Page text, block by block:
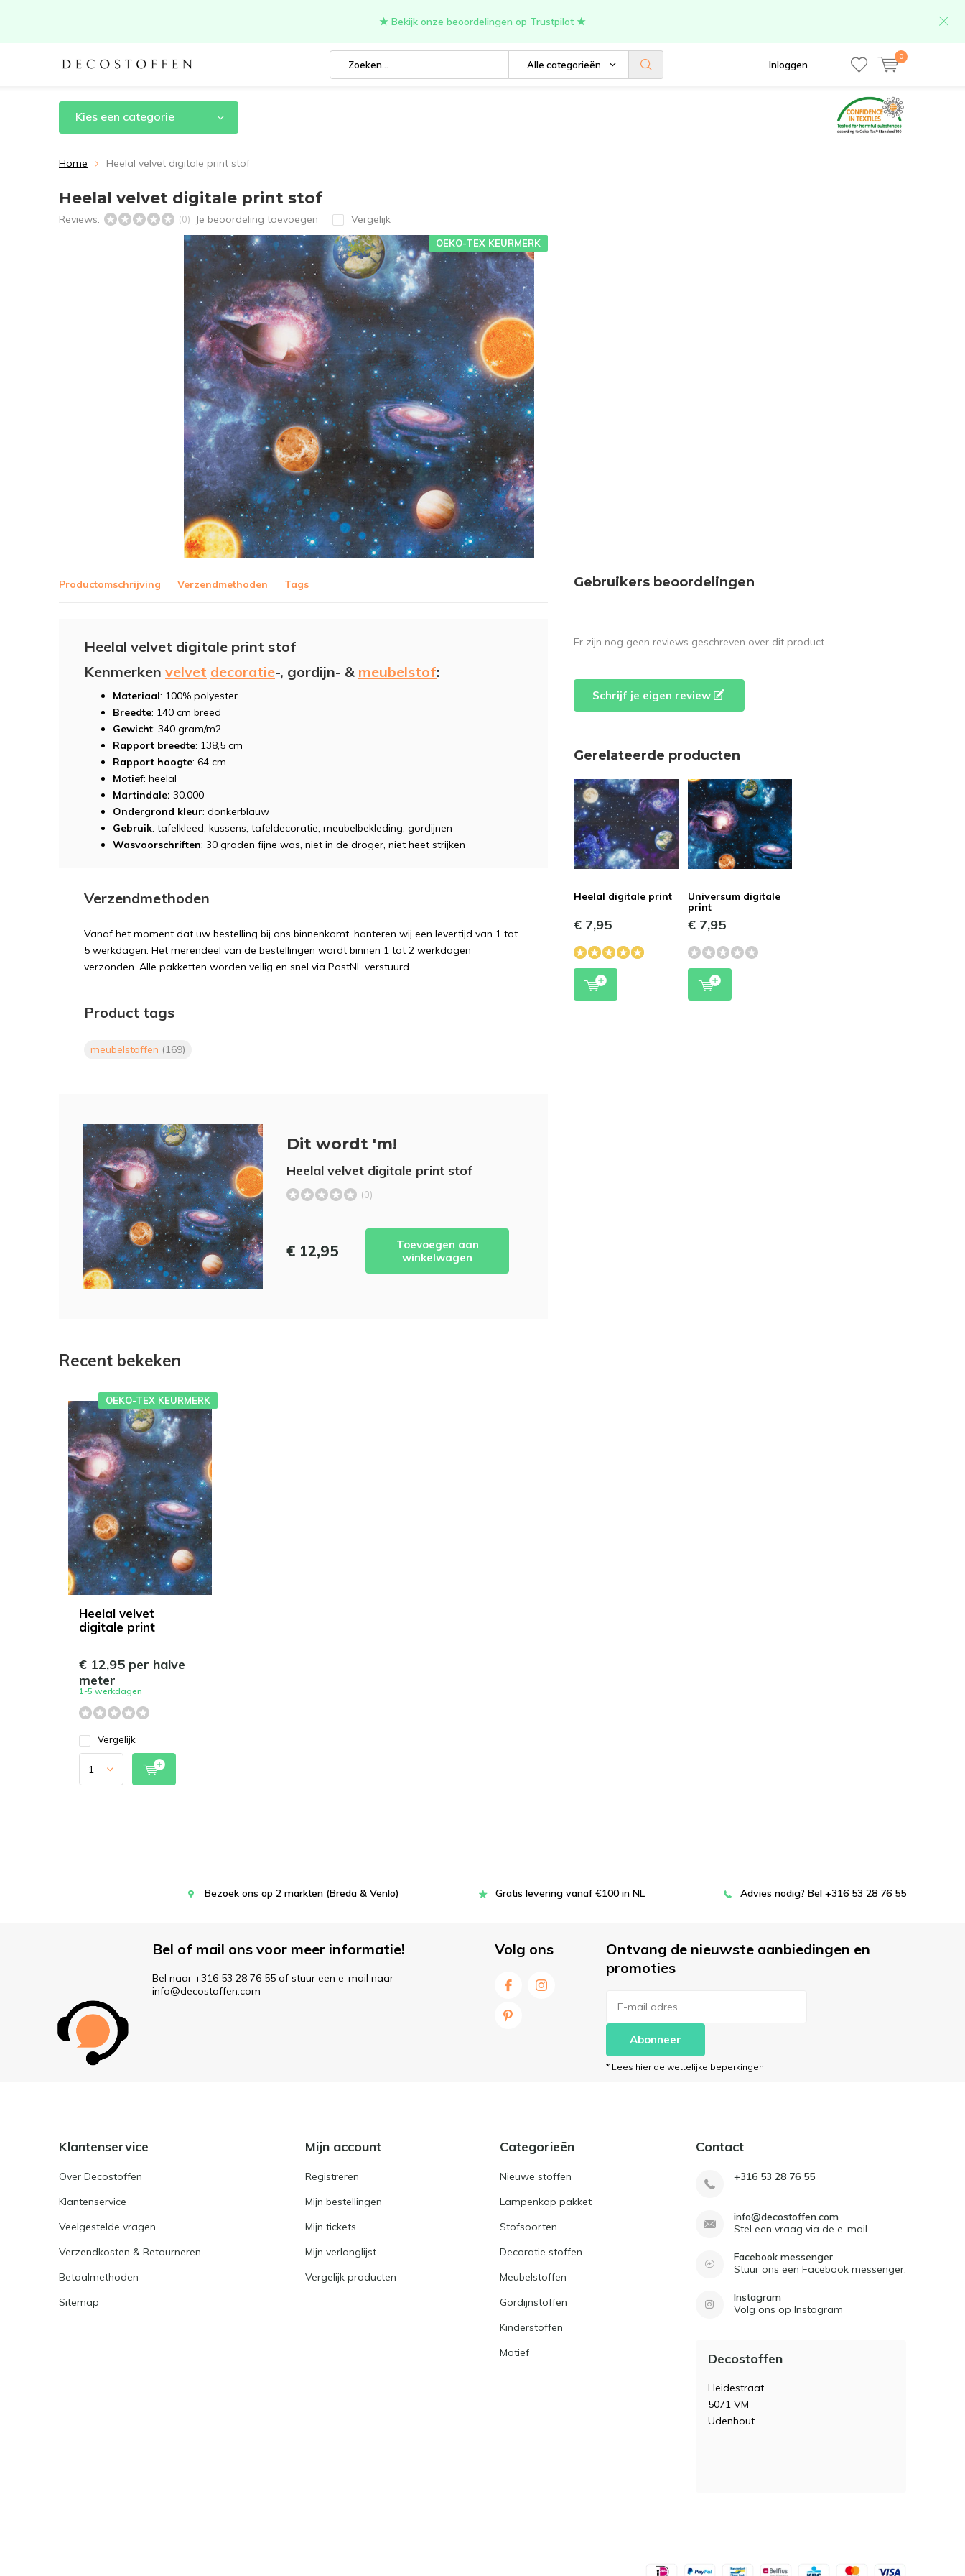
Alle categorieën Inloggen
0
★ Bekijk onze beoordelingen op Trustpilot ★
Kies een categorie
Home Heelal velvet digitale print stof
Heelal velvet digitale print stof
Reviews: (0) Je beoordeling toevoegen Vergelijk
OEKO-TEX KEURMERK
Productomschrijving Verzendmethoden Tags
Heelal velvet digitale print stof
Kenmerken velvet decoratie-, gordijn- & meubelstof:
Materiaal: 100% polyester
Breedte: 140 cm breed
Gewicht: 340 gram/m2
Rapport breedte: 138,5 cm
Rapport hoogte: 64 cm
Motief: heelal
Martindale: 30.000
Ondergrond kleur: donkerblauw
Gebruik: tafelkleed, kussens, tafeldecoratie, meubelbekleding, gordijnen
Wasvoorschriften: 30 graden fijne was, niet in de droger, niet heet strijken
Verzendmethoden
Vanaf het moment dat uw bestelling bij ons binnenkomt, hanteren wij een levertijd van 1 tot
5 werkdagen. Het merendeel van de bestellingen wordt binnen 1 tot 2 werkdagen
verzonden. Alle pakketten worden veilig en snel via PostNL verstuurd.
Product tags
meubelstoffen (169)
Dit wordt 'm!
Heelal velvet digitale print stof
(0)
€ 12,95
Toevoegen aan
winkelwagen
Gebruikers beoordelingen
Er zijn nog geen reviews geschreven over dit product.
Schrijf je eigen review
Gerelateerde producten
Heelal digitale print
€ 7,95
Universum digitale
print
€ 7,95
Recent bekeken
Heelal velvet
digitale print
OEKO-TEX KEURMERK
€ 12,95 per halve
meter
1-5 werkdagen
Vergelijk
Bezoek ons op 2 markten (Breda & Venlo) Gratis levering vanaf €100 in NL Advies nodig? Bel +316 53 28 76 55
Bel of mail ons voor meer informatie!
Bel naar +316 53 28 76 55 of stuur een e-mail naar
info@decostoffen.com
Volg ons
Ontvang de nieuwste aanbiedingen en
promoties
Abonneer
* Lees hier de wettelijke beperkingen
Klantenservice
Over Decostoffen
Klantenservice
Veelgestelde vragen
Verzendkosten & Retourneren
Betaalmethoden
Sitemap
Mijn account
Registreren
Mijn bestellingen
Mijn tickets
Mijn verlanglijst
Vergelijk producten
Categorieën
Nieuwe stoffen
Lampenkap pakket
Stofsoorten
Decoratie stoffen
Meubelstoffen
Gordijnstoffen
Kinderstoffen
Motief
Contact
+316 53 28 76 55
info@decostoffen.com
Stel een vraag via de e-mail.
Facebook messenger
Stuur ons een Facebook messenger.
Instagram
Volg ons op Instagram
Decostoffen
Heidestraat
5071 VM
Udenhout